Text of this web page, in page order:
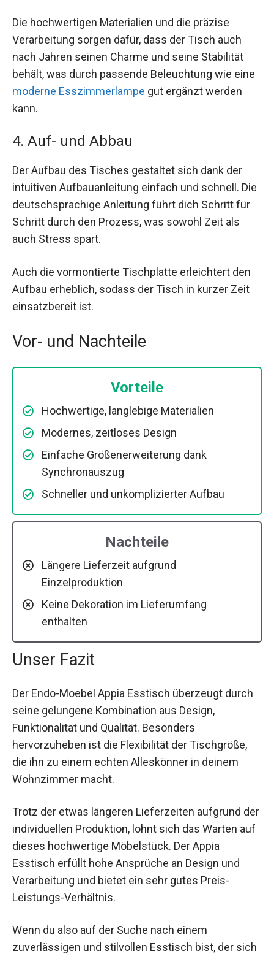
Die hochwertigen Materialien und die präzise
Verarbeitung sorgen dafür, dass der Tisch auch
nach Jahren seinen Charme und seine Stabilität
behält, was durch passende Beleuchtung wie eine
moderne Esszimmerlampe gut ergänzt werden
kann.
4. Auf- und Abbau
Der Aufbau des Tisches gestaltet sich dank der
intuitiven Aufbauanleitung einfach und schnell. Die
deutschsprachige Anleitung führt dich Schritt für
Schritt durch den Prozess, was sowohl Zeit als
auch Stress spart.
Auch die vormontierte Tischplatte erleichtert den
Aufbau erheblich, sodass der Tisch in kurzer Zeit
einsatzbereit ist.
Vor- und Nachteile
Vorteile
Hochwertige, langlebige Materialien
Modernes, zeitloses Design
Einfache Größenerweiterung dank
Synchronauszug
Schneller und unkomplizierter Aufbau
Nachteile
Längere Lieferzeit aufgrund
Einzelproduktion
Keine Dekoration im Lieferumfang
enthalten
Unser Fazit
Der Endo-Moebel Appia Esstisch überzeugt durch
seine gelungene Kombination aus Design,
Funktionalität und Qualität. Besonders
hervorzuheben ist die Flexibilität der Tischgröße,
die ihn zu einem echten Alleskönner in deinem
Wohnzimmer macht.
Trotz der etwas längeren Lieferzeiten aufgrund der
individuellen Produktion, lohnt sich das Warten auf
dieses hochwertige Möbelstück. Der Appia
Esstisch erfüllt hohe Ansprüche an Design und
Verarbeitung und bietet ein sehr gutes Preis-
Leistungs-Verhältnis.
Wenn du also auf der Suche nach einem
zuverlässigen und stilvollen Esstisch bist, der sich